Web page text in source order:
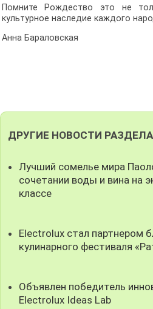
Помните Рождество это не
культурное наследие каждого
Анна Бараловская
ДРУГИЕ НОВОСТИ
Лучший сомелье мира
сочетании воды и вина на
классе
Electrolux стал партнером
кулинарного фестиваля
Объявлен победитель
Electrolux Ideas Lab